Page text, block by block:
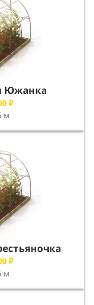
Южанка
₽
м
₽
м